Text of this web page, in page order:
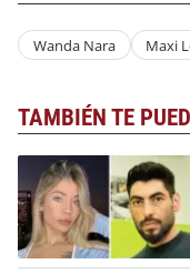
Wanda Nara Maxi
TAMBIÉN TE